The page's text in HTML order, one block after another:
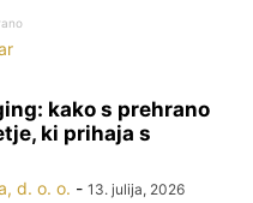
kako s prehrano
ki prihaja s
d. o. o. - 13. julija, 2026